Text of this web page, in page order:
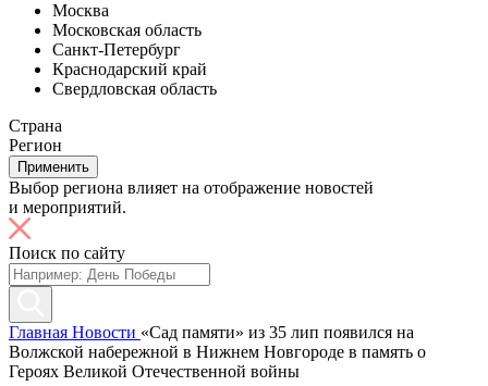
Москва
Московская область
Санкт-Петербург
Краснодарский край
Свердловская область
Страна
Регион
Применить
Выбор региона влияет на отображение новостей
и мероприятий.
Поиск по сайту
Главная Новости «Сад памяти» из 35 лип появился на
Волжской набережной в Нижнем Новгороде в память о
Героях Великой Отечественной войны